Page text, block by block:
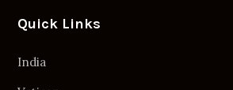
Quick Links
India